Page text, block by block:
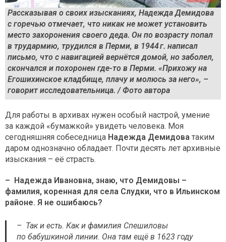
Рассказывая о своих изысканиях, Надежда Демидова
с горечью отмечает, что никак не может установить
место захоронения своего деда. Он по возрасту попал
в трудармию, трудился в Перми, в 1944 г. написал
письмо, что с навигацией вернётся домой, но заболел,
скончался и похоронен где-то в Перми. «Прихожу на
Егошихинское кладбище, плачу и молюсь за него», –
говорит исследовательница. / Фото автора
Для работы в архивах нужен особый настрой, умение
за каждой «бумажкой» увидеть человека. Моя
сегодняшняя собеседница Надежда Демидова таким
даром однозначно обладает. Почти десять лет архивные
изыскания – её страсть.
– Надежда Ивановна, знаю, что Демидовы –
фамилия, коренная для села Слудки, что в Ильинском
районе. Я не ошибаюсь?
– Так и есть. Как и фамилия Спешиловы
по бабушкиной линии. Она там ещё в 1623 году